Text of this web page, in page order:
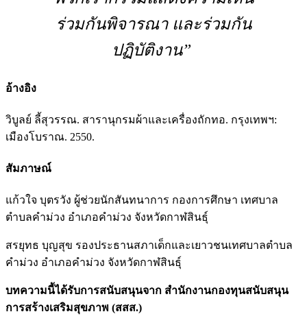
ร่วมกันพิจารณา และร่วมกัน
ปฏิบัติงาน”
อ้างอิง
วิบูลย์ ลี้สุวรรณ. สารานุกรมผ้าและเครื่องถักทอ. กรุงเทพฯ:
เมืองโบราณ. 2550.
สัมภาษณ์
แก้วใจ บุตรวัง ผู้ช่วยนักสันทนาการ กองการศึกษา เทศบาล
ตำบลคำม่วง อำเภอคำม่วง จังหวัดกาฬสินธุ์
สรยุทธ บุญสุข รองประธานสภาเด็กและเยาวชนเทศบาลตำบล
คำม่วง อำเภอคำม่วง จังหวัดกาฬสินธุ์
บทความนี้ได้รับการสนับสนุนจาก สำนักงานกองทุนสนับสนุน
การสร้างเสริมสุขภาพ (สสส.)